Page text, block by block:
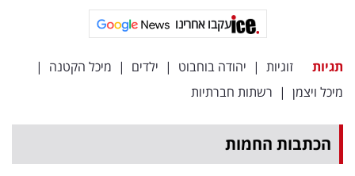
עקבו אחרינו
תגיות זוגיות | יהודה בוחבוט | ילדים | מיכל הקטנה |
מיכל ויצמן | רשתות חברתיות
הכתבות החמות